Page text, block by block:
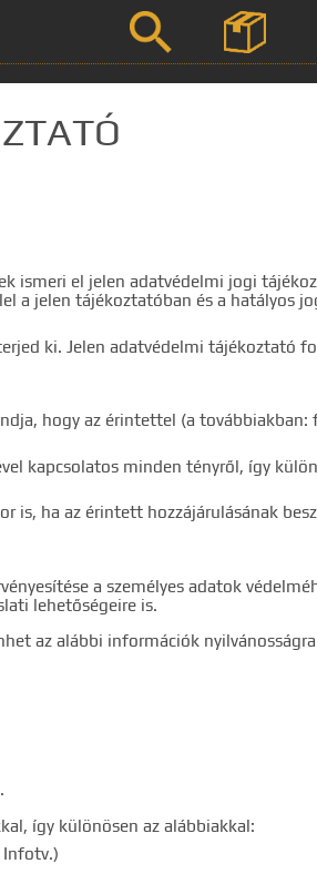
speciális kifejezést.
"szó1 szó2 szó..."
ismeri el jelen adatvédelmi jogi
a jelen tájékoztatóban és a hatályos
ki. Jelen adatvédelmi tájékoztató
hogy az érintettel (a továbbiakban:
kapcsolatos minden tényről, így
is, ha az érintett hozzájárulásának
a személyes adatok
lehetőségeire is.
az alábbi információk
így különösen az alábbiakkal:
Infotv.)